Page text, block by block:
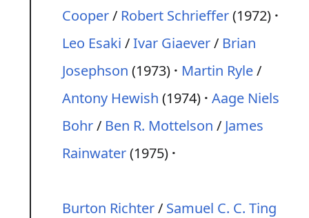
Cooper/ Robert Schrieffer(1972)
Leo Esaki /Ivar Giaever/ Brian
Josephson (1973) Martin Ryle/
Antony Hewish (1974) Aage Niels
Bohr/ Ben R. Mottelson / James
Rainwater(1975)
Burton Richter/ Samuel C. C. Ting